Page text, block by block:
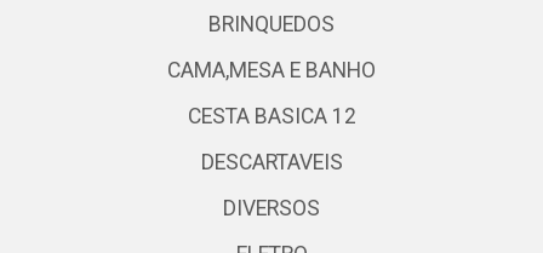
BRINQUEDOS
CAMA,MESA E BANHO
CESTA BASICA 12
DESCARTAVEIS
DIVERSOS